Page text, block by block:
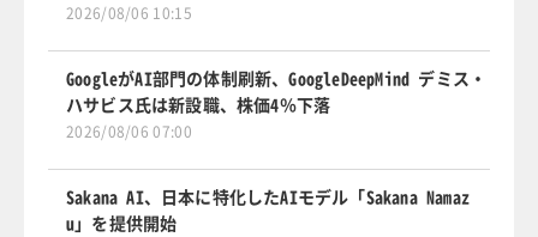
2026/08/06 10:15
GoogleがAI部門の体制刷新、GoogleDeepMind デミス・
ハサビス氏は新設職、株価4％下落
2026/08/06 07:00
Sakana AI、日本に特化したAIモデル「Sakana Namaz
u」を提供開始